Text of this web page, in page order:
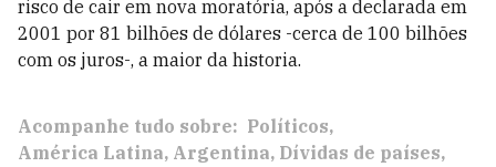
risco de cair em nova moratória, após a declarada em
2001 por 81 bilhões de dólares -cerca de 100 bilhões
com os juros-, a maior da historia.
Acompanhe tudo sobre: Políticos
América Latina Argentina Dívidas de países